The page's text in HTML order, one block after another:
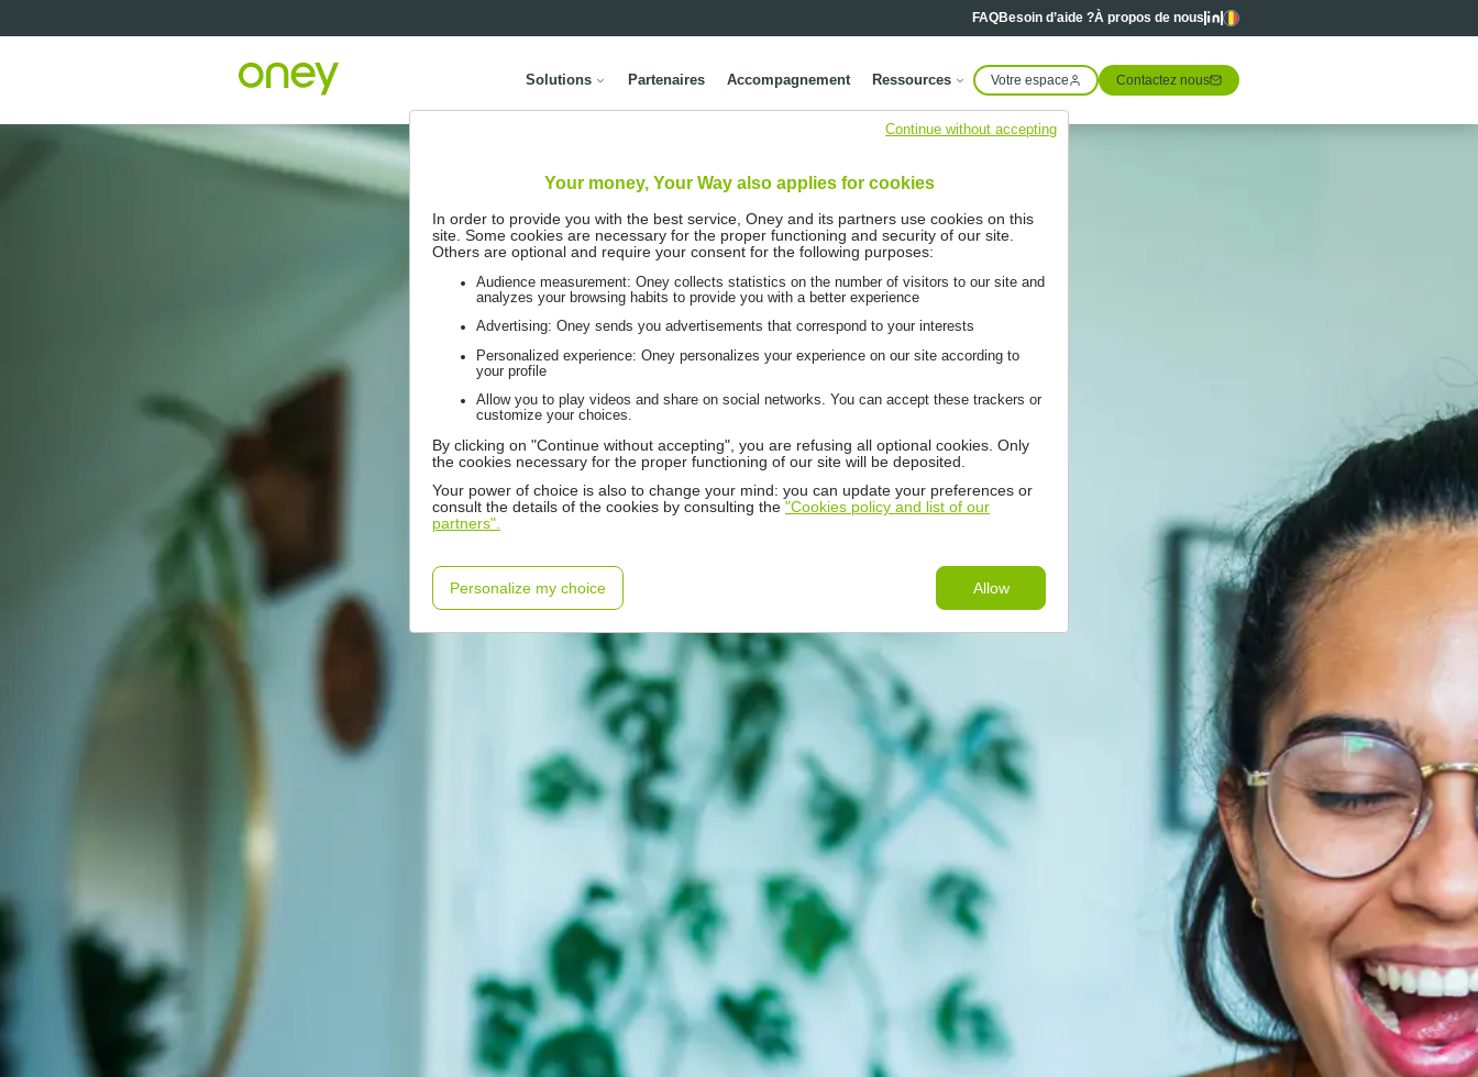
FAQBesoin d’aide ?À propos de nous Linkedin
Linkedin
Langues
Solutions Partenaires Accompagnement Ressources Votre espace Contactez nous
Your money, Your Way also applies for cookies
In order to provide you with the best service, Oney and its partners use cookies on this
site. Some cookies are necessary for the proper functioning and security of our site.
Others are optional and require your consent for the following purposes:
Audience measurement: Oney collects statistics on the number of visitors to our site and
analyzes your browsing habits to provide you with a better experience
Advertising: Oney sends you advertisements that correspond to your interests
Personalized experience: Oney personalizes your experience on our site according to
your profile
Allow you to play videos and share on social networks. You can accept these trackers or
customize your choices.
By clicking on "Continue without accepting", you are refusing all optional cookies. Only
the cookies necessary for the proper functioning of our site will be deposited.
Your power of choice is also to change your mind: you can update your preferences or
consult the details of the cookies by consulting the "Cookies policy and list of our
partners".
Personalize my choice Allow
Continue without accepting